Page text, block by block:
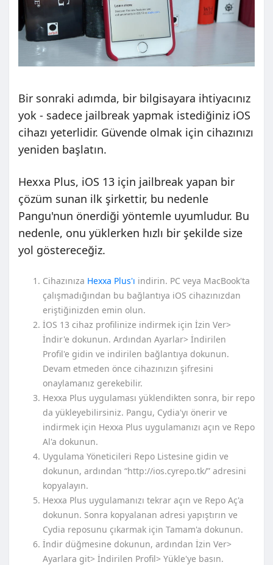
Bir sonraki adımda, bir bilgisayara ihtiyacınız
yok - sadece jailbreak yapmak istediğiniz iOS
cihazı yeterlidir. Güvende olmak için cihazınızı
yeniden başlatın.
Hexxa Plus, iOS 13 için jailbreak yapan bir
çözüm sunan ilk şirkettir, bu nedenle
Pangu'nun önerdiği yöntemle uyumludur. Bu
nedenle, onu yüklerken hızlı bir şekilde size
yol göstereceğiz.
Cihazınıza Hexxa Plus'ı indirin. PC veya MacBook'ta
çalışmadığından bu bağlantıya iOS cihazınızdan
eriştiğinizden emin olun.
İOS 13 cihaz profilinize indirmek için İzin Ver>
İndir'e dokunun. Ardından Ayarlar> İndirilen
Profil'e gidin ve indirilen bağlantıya dokunun.
Devam etmeden önce cihazınızın şifresini
onaylamanız gerekebilir.
Hexxa Plus uygulaması yüklendikten sonra, bir repo
da yükleyebilirsiniz. Pangu, Cydia'yı önerir ve
indirmek için Hexxa Plus uygulamanızı açın ve Repo
Al'a dokunun.
Uygulama Yöneticileri Repo Listesine gidin ve
dokunun, ardından “http://ios.cyrepo.tk/” adresini
kopyalayın.
Hexxa Plus uygulamanızı tekrar açın ve Repo Aç'a
dokunun. Sonra kopyalanan adresi yapıştırın ve
Cydia reposunu çıkarmak için Tamam'a dokunun.
İndir düğmesine dokunun, ardından İzin Ver>
Ayarlara git> İndirilen Profil> Yükle'ye basın.